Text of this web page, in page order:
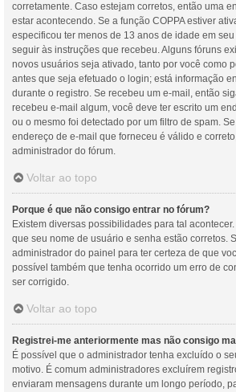
corretamente. Caso estejam corretos, então uma
estar acontecendo. Se a função COPPA estiver
especificou ter menos de 13 anos de idade em
seguir às instruções que recebeu. Alguns fóruns
novos usuários seja ativado, tanto por você como
antes que seja efetuado o login; está informação
durante o registro. Se recebeu um e-mail, então
recebeu e-mail algum, você deve ter escrito um
ou o mesmo foi detectado por um filtro de spam.
endereço de e-mail que forneceu é válido e
administrador do fórum.
Voltar ao topo
Porque é que não consigo entrar no fórum?
Existem diversas possibilidades para tal
que seu nome de usuário e senha estão corretos.
administrador do painel para ter certeza de que
possível também que tenha ocorrido um erro de
ser corrigido.
Voltar ao topo
Registrei-me anteriormente mas não consigo
É possível que o administrador tenha excluído o
motivo. É comum administradores excluírem
enviaram mensagens durante um longo período,